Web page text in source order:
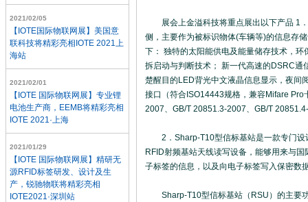
2021/02/05
【IOTE国际物联网展】美国意
联科技将精彩亮相IOTE 2021上
海站
2021/02/01
【IOTE 国际物联网展】专业锂
电池生产商，EEMB将精彩亮相
IOTE 2021·上海
2021/01/29
【IOTE 国际物联网展】精研无
源RFID标签研发、设计及生
产，锐驰物联将精彩亮相
IOTE2021·深圳站
展会上金溢科技将重点展出以下产品 1．
侧，主要作为被标识物体(车辆等)的信息存
下： 独特的太阳能供电及能量储存技术，环
拆启动与判断技术； 新一代高速的DSRC通
楚醒目的LED背光中文液晶信息显示，夜间
接口（符合ISO14443规格，兼容Mifare Pro
2007、GB/T 20851.3-2007、GB/T
2．Sharp-T10型信标基站是一款专门设
RFID射频基站天线读写设备，能够用来与
子标签的信息，以及向电子标签写入保密数
Sharp-T10型信标基站（RSU）的主要功